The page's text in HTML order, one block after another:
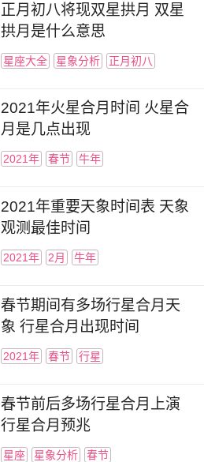
正月初八将现双星拱月 双星
拱月是什么意思
星座大全 星象分析 正月初八
2021年火星合月时间 火星合
月是几点出现
2021年 春节 牛年
2021年重要天象时间表 天象
观测最佳时间
2021年 2月 牛年
春节期间有多场行星合月天
象 行星合月出现时间
2021年 春节 行星
春节前后多场行星合月上演
行星合月预兆
星座 星象分析 春节